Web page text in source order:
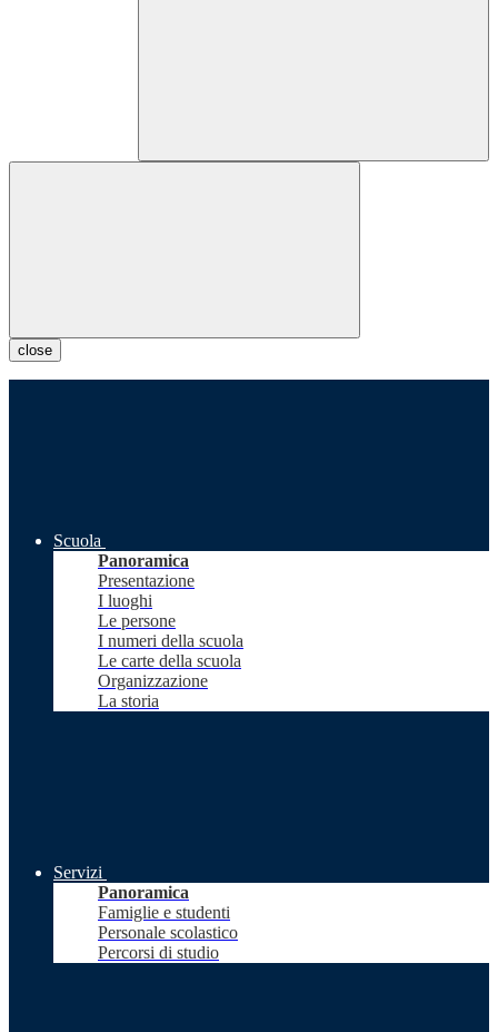
close
Scuola
Panoramica
Presentazione
I luoghi
Le persone
I numeri della scuola
Le carte della scuola
Organizzazione
La storia
Servizi
Panoramica
Famiglie e studenti
Personale scolastico
Percorsi di studio